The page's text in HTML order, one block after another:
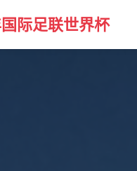
际足联世界杯